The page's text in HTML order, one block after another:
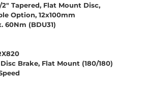
2" Tapered, Flat Mount Disc,
Option, 12x100mm
(BDU31)
Brake, Flat Mount (180/180)